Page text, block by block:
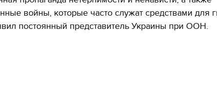
войны, которые часто служат средствами для
постоянный представитель Украины при ООН.